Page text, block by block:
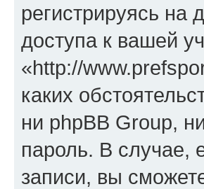
регистрируясь на
доступа к вашей
«http://
каких
ни phpBB Group,
пароль. В случае,
записи, вы